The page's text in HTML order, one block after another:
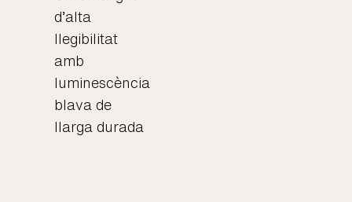
d’alta
llegibilitat
amb
luminescència
blava de
llarga durada